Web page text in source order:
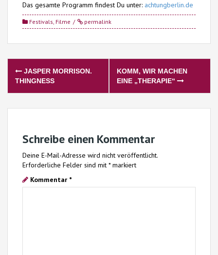
Das gesamte Programm findest Du unter: achtungberlin.de
Festivals, Filme permalink
Post
navigation
JASPER MORRISON.
THINGNESS
KOMM, WIR MACHEN
EINE „THERAPIE“
Schreibe einen Kommentar
Deine E-Mail-Adresse wird nicht veröffentlicht.
Erforderliche Felder sind mit *markiert
Kommentar *